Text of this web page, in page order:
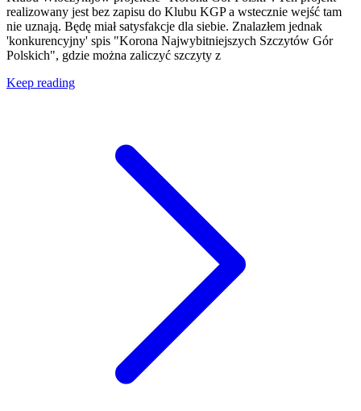
realizowany jest bez zapisu do Klubu KGP a wstecznie wejść tam
nie uznają. Będę miał satysfakcje dla siebie. Znalazłem jednak
'konkurencyjny' spis "Korona Najwybitniejszych Szczytów Gór
Polskich", gdzie można zaliczyć szczyty z
Keep reading